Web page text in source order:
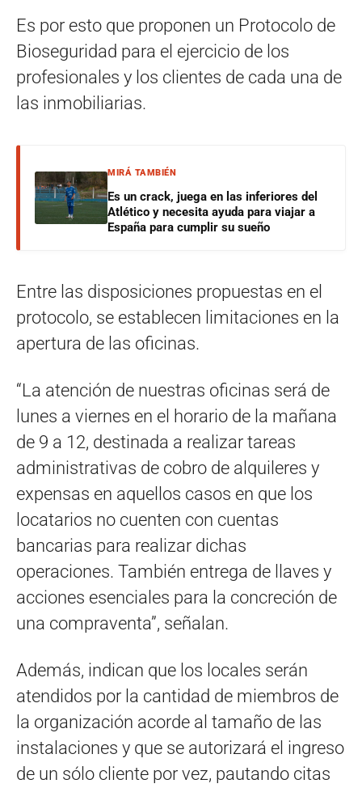
Es por esto que proponen un Protocolo de
Bioseguridad para el ejercicio de los
profesionales y los clientes de cada una de
las inmobiliarias.
MIRÁ TAMBIÉN
Es un crack, juega en las inferiores del
Atlético y necesita ayuda para viajar a
España para cumplir su sueño
Entre las disposiciones propuestas en el
protocolo, se establecen limitaciones en la
apertura de las oficinas.
“La atención de nuestras oficinas será de
lunes a viernes en el horario de la mañana
de 9 a 12, destinada a realizar tareas
administrativas de cobro de alquileres y
expensas en aquellos casos en que los
locatarios no cuenten con cuentas
bancarias para realizar dichas
operaciones. También entrega de llaves y
acciones esenciales para la concreción de
una compraventa”, señalan.
Además, indican que los locales serán
atendidos por la cantidad de miembros de
la organización acorde al tamaño de las
instalaciones y que se autorizará el ingreso
de un sólo cliente por vez, pautando citas